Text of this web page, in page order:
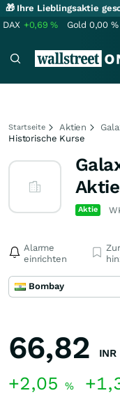
🎁 Ihre Lieblingsaktie
DAX +0,69% Gold 0,00 %
Startseite Aktien
Historische Kurse
Aktie
Aktie
Alarme
einrichten
Bombay
66,82 INR
+2,05 %